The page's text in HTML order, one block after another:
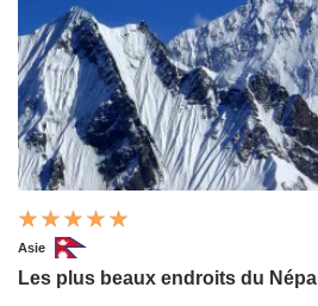
Asie
Les plus beaux endroits du Népal